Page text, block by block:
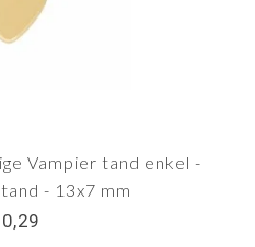
Vampier tand enkel -
- 13x7 mm